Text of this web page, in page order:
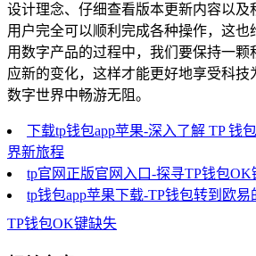
设计理念、仔细查看版本更新内容以及
用户完全可以顺利完成各种操作，这也
用数字产品的过程中，我们要保持一颗
应新的变化，这样才能更好地享受科技
数字世界中畅游无阻。
下载tp钱包app苹果-深入了解 TP 钱
界新旅程
tp官网正版官网入口-探寻TP钱包OK
tp钱包app苹果下载-TP钱包转到欧
TP钱包OK键缺失